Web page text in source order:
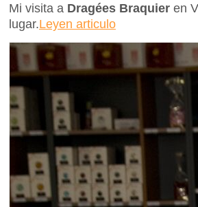
Mi visita a Dragées Braquier en
lugar.Leyen articulo